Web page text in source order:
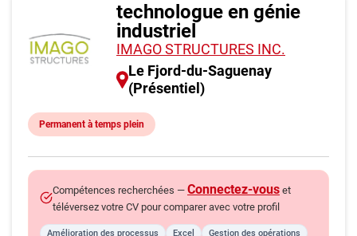
technologue en génie
industriel
IMAGO STRUCTURES INC.
Le Fjord-du-Saguenay
(Présentiel)
Permanent à temps plein
Compétences recherchées — Connectez-vous et
téléversez votre CV pour comparer avec votre profil
Amélioration des processus Excel Gestion des opérations